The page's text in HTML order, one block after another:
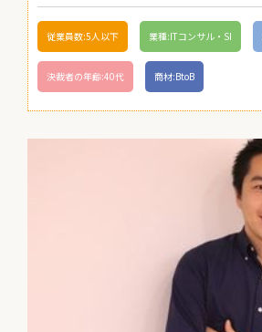
従業員数:5人以下 業種:ITコンサル・SI
決裁者の年齢:40代 商材:BtoB